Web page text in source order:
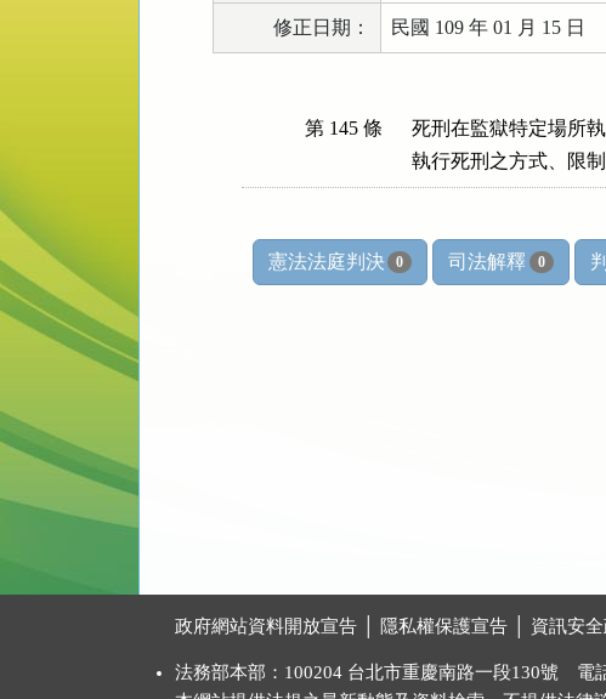
修正日期： 民國 109 年 01 月 15 日
第 145 條
死刑在監獄特定場所執
執行死刑之方式、限
憲法法庭判決 0 司法解釋 0
政府網站資料開放宣告 隱私權保護宣告 資訊安
法務部本部：100204 台北市重慶南路一段130號 電